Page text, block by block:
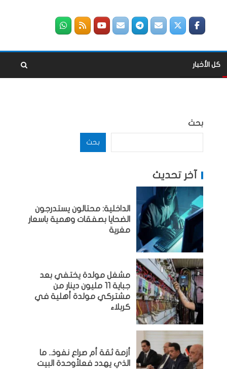
كل الأخبار
بحث
بحث
آخر تحديث
الداخلية: محتالون يستدرجون
الضحايا بصفقات وهمية باسعار
مغرية
مشغل مولدة يختفي بعد
جباية 11 مليون دينار من
مشتركي مولدة أهلية في
كربلاء
أزمة ثقة أم صراع نفوذ.. ما
الذي يهدد فعلاًوحدة البيت